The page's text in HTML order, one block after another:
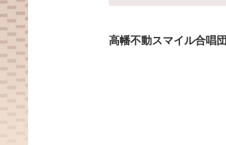
高幡不動スマイル合唱団